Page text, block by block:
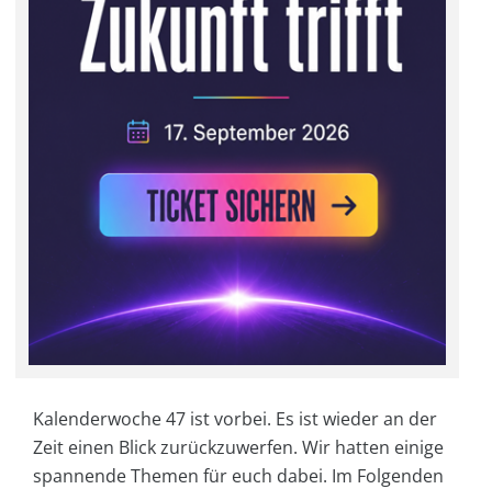
Kalenderwoche 47 ist vorbei. Es ist wieder an der
Zeit einen Blick zurückzuwerfen. Wir hatten einige
spannende Themen für euch dabei. Im Folgenden